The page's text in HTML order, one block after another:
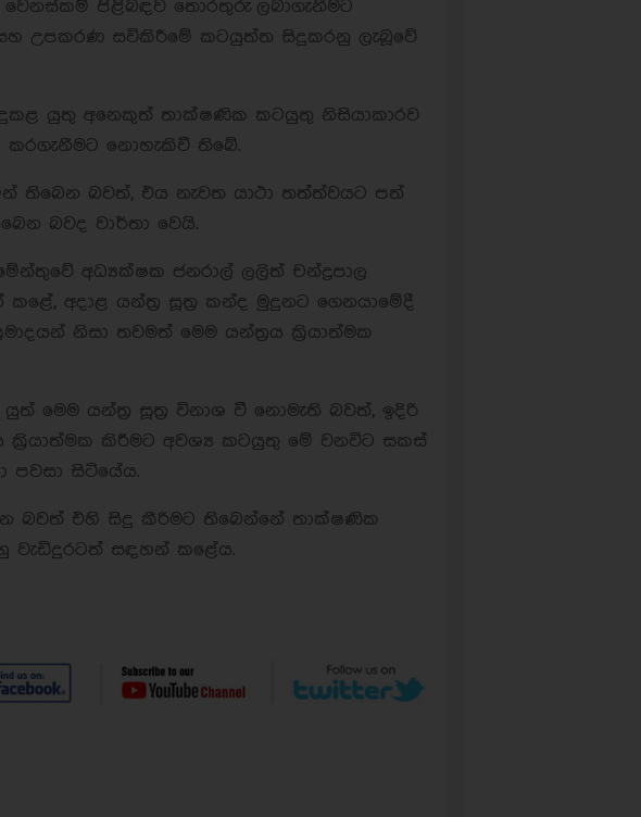
පිළිබඳව තොරතුරු ලබාගැනීමට
උපකරණ සවිකිරීමේ කටයුත්ත සිදුකරනු ලැබූවේ
යුතු අනෙකුත් තාක්ෂණික කටයුතු නිසියාකාරව
නොහැකිවී තිබේ.
තිබෙන බවත්, එය නැවත යාථා තත්ත්වයට පත්
බවද වාර්තා වෙයි.
අධ්‍යක්ෂක ජනරාල් ලලිත් චන්ද්‍රපාල
අදාළ යන්ත්‍ර සූත්‍ර කන්ද මුදුනට ගෙනයාමේදී
නිසා තවමත් මෙම යන්ත්‍රය ක්‍රියාත්මක
මෙම යන්ත්‍ර සූත්‍ර විනාශ වී නොමැති බවත්, ඉදිරි
ක්‍රියාත්මක කිරීමට අවශ්‍ය කටයුතු මේ වනවිට සකස්
පවසා සිටියේය.
බවත් එහි සිදු කීරිමට තිබෙන්නේ තාක්ෂණික
වැඩිදුරටත් සඳහන් කළේය.